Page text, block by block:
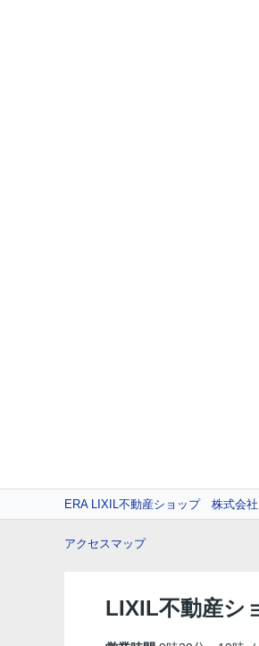
ERA LIXIL不動産ショップ 株式会
アクセスマップ
LIXIL不動産シ